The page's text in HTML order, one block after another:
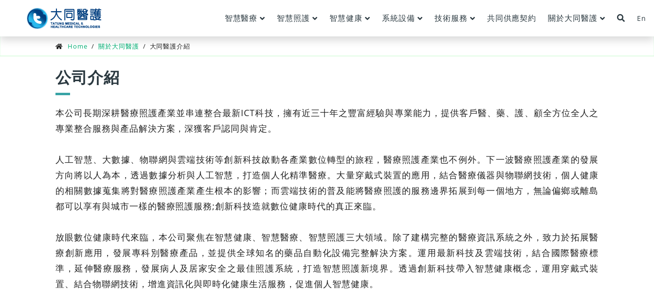
智慧醫療 智慧照護 智慧健康 系統設備 技術服務 共同供應契約 關於大同醫護 En
Home / 關於大同醫護 / 大同醫護介紹
公司介紹
本公司長期深耕醫療照護產業並串連整合最新ICT科技，擁有近三十年之豐富經驗與專業能力，提供客戶醫、藥、護、顧全方位全人之
專業整合服務與產品解決方案，深獲客戶認同與肯定。
人工智慧、大數據、物聯網與雲端技術等創新科技啟動各產業數位轉型的旅程，醫療照護產業也不例外。下一波醫療照護產業的發展
方向將以人為本，透過數據分析與人工智慧，打造個人化精準醫療。大量穿戴式裝置的應用，結合醫療儀器與物聯網技術，個人健康
的相關數據蒐集將對醫療照護產業產生根本的影響；而雲端技術的普及能將醫療照護的服務邊界拓展到每一個地方，無論偏鄉或離島
都可以享有與城市一樣的醫療照護服務;創新科技造就數位健康時代的真正來臨。
放眼數位健康時代來臨，本公司聚焦在智慧健康、智慧醫療、智慧照護三大領域。除了建構完整的醫療資訊系統之外，致力於拓展醫
療創新應用，發展專科別醫療產品，並提供全球知名的藥品自動化設備完整解決方案。運用最新科技及雲端技術，結合國際醫療標
準，延伸醫療服務，發展病人及居家安全之最佳照護系統，打造智慧照護新境界。透過創新科技帶入智慧健康概念，運用穿戴式裝
置、結合物聯網技術，增進資訊化與即時化健康生活服務，促進個人智慧健康。